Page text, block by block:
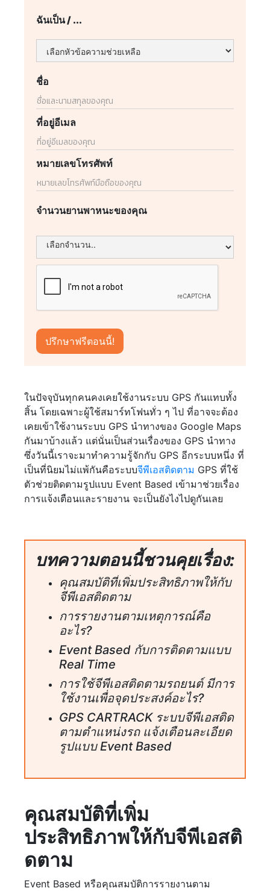
ฉันเป็น / ...
ชื่อ
ที่อยู่อีเมล
หมายเลขโทรศัพท์
จำนวนยานพาหนะของคุณ
ในปัจจุบันทุกคนคงเคยใช้งานระบบ GPS กันแทบทั้ง
สิ้น โดยเฉพาะผู้ใช้สมาร์ทโฟนทั่ว ๆ ไป ที่อาจจะต้อง
เคยเข้าใช้งานระบบ GPS นำทางของ Google Maps
กันมาบ้างแล้ว แต่นั่นเป็นส่วนเรื่องของ GPS นำทาง
ซึ่งวันนี้เราจะมาทำความรู้จักกับ GPS อีกระบบหนึ่ง ที่
เป็นที่นิยมไม่แพ้กันคือระบบจีพีเอสติดตาม GPS ที่ใช้
ตัวช่วยติดตามรูปแบบ Event Based เข้ามาช่วยเรื่อง
การแจ้งเตือนและรายงาน จะเป็นยังไงไปดูกันเลย
บทความตอนนี้ชวนคุยเรื่อง:
คุณสมบัติที่เพิ่มประสิทธิภาพให้กับ
จีพีเอสติดตาม
การรายงานตามเหตุการณ์คือ
อะไร?
Event Based กับการติดตามแบบ
Real Time
การใช้จีพีเอสติดตามรถยนต์ มีการ
ใช้งานเพื่อจุดประสงค์อะไร?
GPS CARTRACK ระบบจีพีเอสติด
ตามตำแหน่งรถ แจ้งเตือนละเอียด
รูปแบบ Event Based
คุณสมบัติที่เพิ่ม
ประสิทธิภาพให้กับจีพีเอสติ
ดตาม
Event Based หรือคุณสมบัติการรายงานตาม